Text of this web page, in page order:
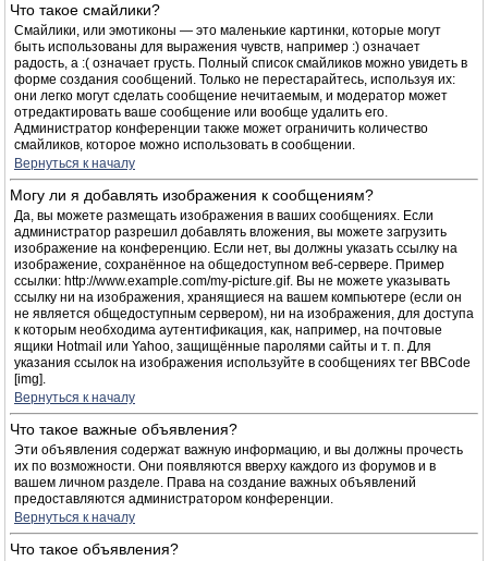
Что такое смайлики?
Смайлики, или эмотиконы — это маленькие картинки, которые могут
быть использованы для выражения чувств, например :) означает
радость, а :( означает грусть. Полный список смайликов можно увидеть в
форме создания сообщений. Только не перестарайтесь, используя их:
они легко могут сделать сообщение нечитаемым, и модератор может
отредактировать ваше сообщение или вообще удалить его.
Администратор конференции также может ограничить количество
смайликов, которое можно использовать в сообщении.
Вернуться к началу
Могу ли я добавлять изображения к сообщениям?
Да, вы можете размещать изображения в ваших сообщениях. Если
администратор разрешил добавлять вложения, вы можете загрузить
изображение на конференцию. Если нет, вы должны указать ссылку на
изображение, сохранённое на общедоступном веб-сервере. Пример
ссылки: http://www.example.com/my-picture.gif. Вы не можете указывать
ссылку ни на изображения, хранящиеся на вашем компьютере (если он
не является общедоступным сервером), ни на изображения, для доступа
к которым необходима аутентификация, как, например, на почтовые
ящики Hotmail или Yahoo, защищённые паролями сайты и т. п. Для
указания ссылок на изображения используйте в сообщениях тег BBCode
[img].
Вернуться к началу
Что такое важные объявления?
Эти объявления содержат важную информацию, и вы должны прочесть
их по возможности. Они появляются вверху каждого из форумов и в
вашем личном разделе. Права на создание важных объявлений
предоставляются администратором конференции.
Вернуться к началу
Что такое объявления?